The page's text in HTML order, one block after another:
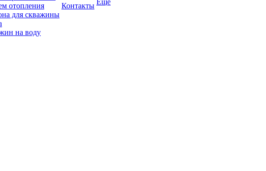
отопления
для скважины
на воду
Контакты Ещё